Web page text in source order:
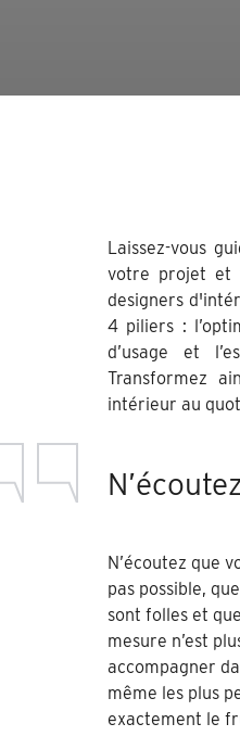
Laissez-vous
votre projet et
designers
4 piliers :
d’usage et
Transformez
intérieur au
N’écoutez que
pas possible,
sont folles et
mesure n’est
accompagner
même les plus
exactement le